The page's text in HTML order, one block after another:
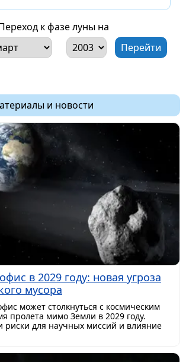
к фазе луны на
и новости
в 2029 году: новая угроза
мусора
может столкнуться с космическим
пролета мимо Земли в 2029 году.
риски для научных миссий и влияние